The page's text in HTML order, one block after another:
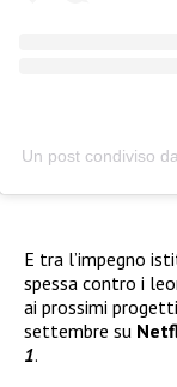
Un post condiviso
E tra l’impegno
spessa contro i
ai prossimi
settembre su
1.